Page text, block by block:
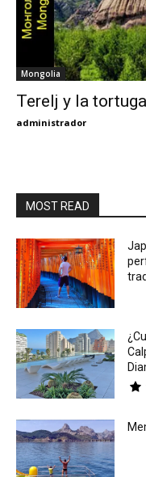
Mongolia
Terelj y la
administrador
MOST READ